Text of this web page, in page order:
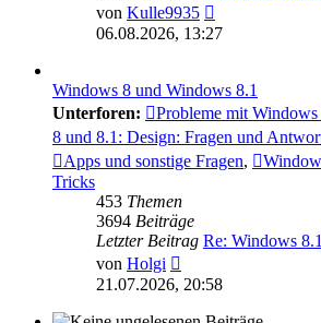
von Kulle9935
Beitrag
06.08.2026, 13:27
Windows 8 und Windows 8.1
Unterforen:
Probleme mit Windows
8 und 8.1: Design: Fragen und
Apps und sonstige Fragen,
Tricks
453 Themen
3694 Beiträge
Letzter Beitrag Re: Windows
von Holgi
Beitrag
21.07.2026, 20:58